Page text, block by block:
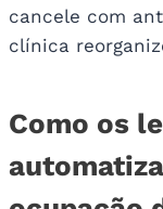
cancele com
clínica
Como os